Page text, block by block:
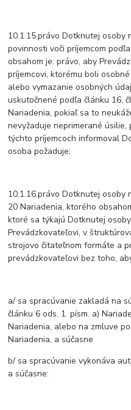
10.1.15.právo Dotknutej osoby
povinnosti voči príjemcom
obsahom je: právo, aby
príjemcovi, ktorému boli
alebo vymazanie osobných
uskutočnené podľa článku 16,
Nariadenia, pokiaľ sa to
nevyžaduje neprimerané
týchto príjemcoch informoval
osoba požaduje;
10.1.16.právo Dotknutej
20 Nariadenia, ktorého
ktoré sa týkajú Dotknutej
Prevádzkovateľovi, v
strojovo čitateľnom formáte a
prevádzkovateľovi bez toho,
a/ sa spracúvanie zakladá na
článku 6 ods. 1. písm. a)
Nariadenia, alebo na zmluve
Nariadenia, a súčasne
b/ sa spracúvanie vykonáva
a súčasne: